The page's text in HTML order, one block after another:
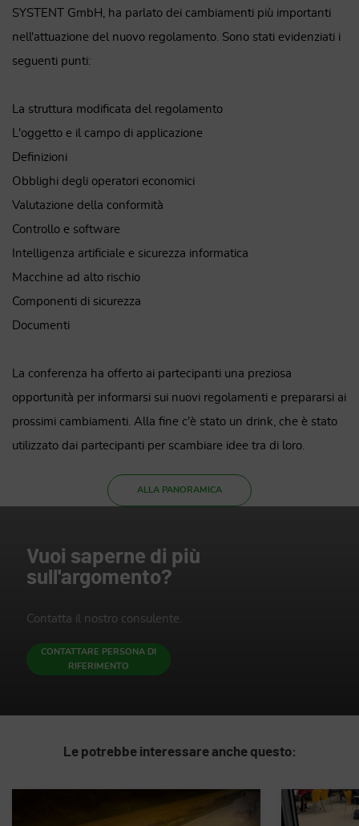
SYSTENT GmbH, ha parlato dei cambiamenti più importanti
nell'attuazione del nuovo regolamento. Sono stati evidenziati i
seguenti punti:
La struttura modificata del regolamento
L'oggetto e il campo di applicazione
Definizioni
Obblighi degli operatori economici
Valutazione della conformità
Controllo e software
Intelligenza artificiale e sicurezza informatica
Macchine ad alto rischio
Componenti di sicurezza
Documenti
La conferenza ha offerto ai partecipanti una preziosa
opportunità per informarsi sui nuovi regolamenti e prepararsi ai
prossimi cambiamenti. Alla fine c'è stato un drink, che è stato
utilizzato dai partecipanti per scambiare idee tra di loro.
ALLA PANORAMICA
Vuoi saperne di più
sull'argomento?
Contatta il nostro consulente.
CONTATTARE PERSONA DI
RIFERIMENTO
Le potrebbe interessare anche questo: